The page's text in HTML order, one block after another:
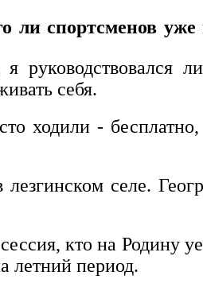
ли спортсменов
руководствовался
себя.
ходили -
селе.
кто на Родину
летний период.